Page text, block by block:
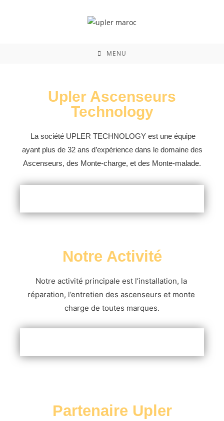
MENU
Upler Ascenseurs
Technology
La société UPLER TECHNOLOGY est une équipe
ayant plus de 32 ans d’expérience dans le domaine des
Ascenseurs, des Monte-charge, et des Monte-malade.
Notre Activité
Notre activité principale est l’installation, la
réparation, l’entretien des ascenseurs et monte
charge de toutes marques.
Partenaire Upler